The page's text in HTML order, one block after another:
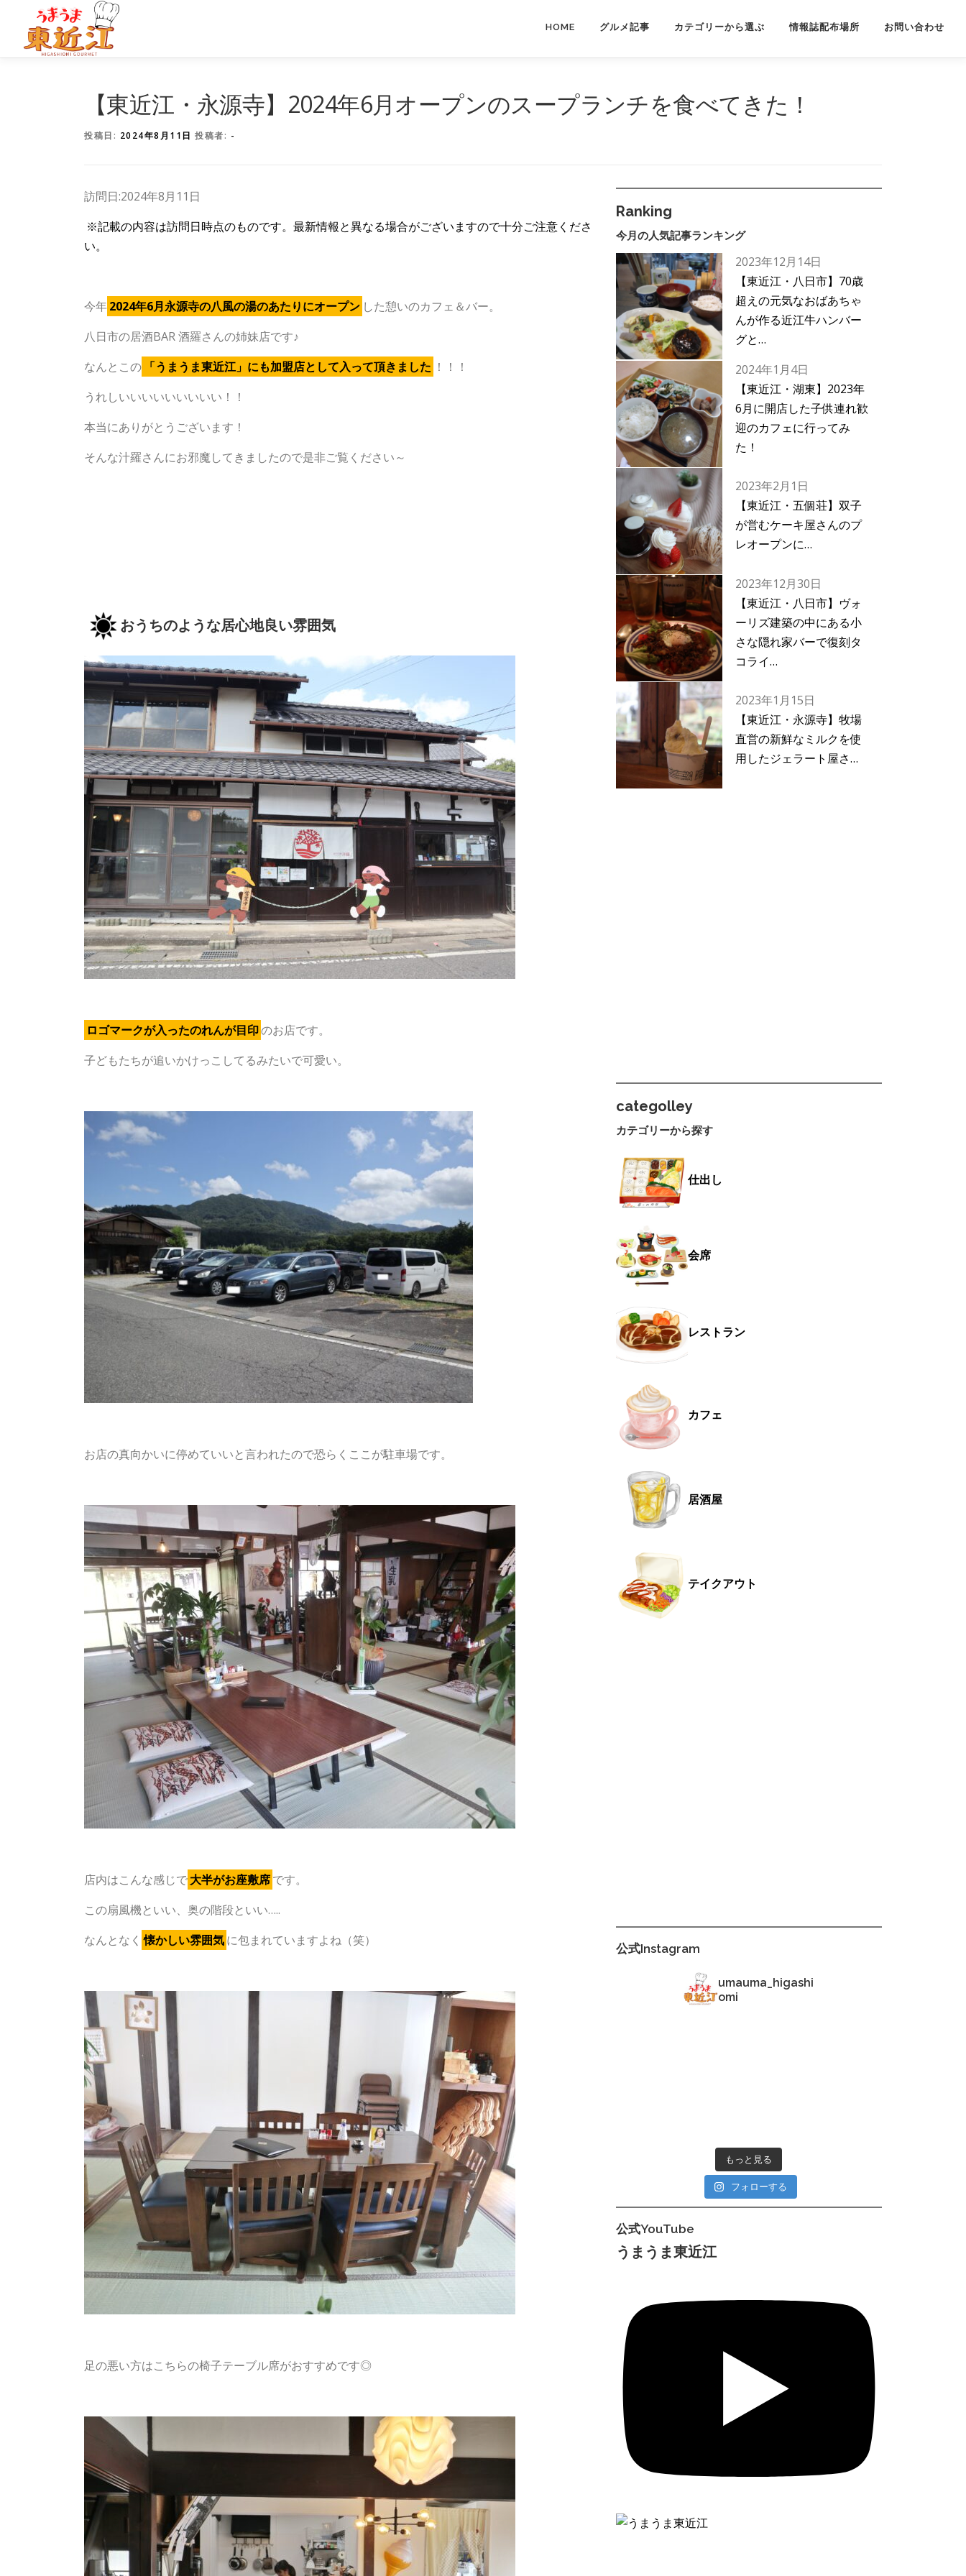
HOME グルメ記事 カテゴリーから選ぶ 情報誌配布場所 お問い合わせ
【東近江・永源寺】2024年6月オープンのスープランチを食べてきた！
投稿日: 2024年8月11日 投稿者: -
訪問日:2024年8月11日
※記載の内容は訪問日時点のものです。最新情報と異なる場合がございますので十分ご注意くださ
い。
今年2024年6月永源寺の八風の湯のあたりにオープン した憩いのカフェ＆バー。
八日市の居酒BAR 酒羅さんの姉妹店です♪
なんとこの 「うまうま東近江」にも加盟店として入って頂きました ！！！
うれしいいいいいいいいい！！
本当にありがとうございます！
そんな汁羅さんにお邪魔してきましたので是非ご覧ください～
おうちのような居心地良い雰囲気
ロゴマークが入ったのれんが目印のお店です。
子どもたちが追いかけっこしてるみたいで可愛い。
お店の真向かいに停めていいと言われたので恐らくここが駐車場です。
店内はこんな感じで大半がお座敷席です。
この扇風機といい、奥の階段といい…..
なんとなく 懐かしい雰囲気に包まれていますよね（笑）
足の悪い方はこちらの椅子テーブル席がおすすめです◎
Ranking
今月の人気記事ランキング
2023年12月14日
【東近江・八日市】70歳
超えの元気なおばあちゃ
んが作る近江牛ハンバー
グと…
2024年1月4日
【東近江・湖東】2023年
6月に開店した子供連れ歓
迎のカフェに行ってみ
た！
2023年2月1日
【東近江・五個荘】双子
が営むケーキ屋さんのプ
レオープンに…
2023年12月30日
【東近江・八日市】ヴォ
ーリズ建築の中にある小
さな隠れ家バーで復刻タ
コライ…
2023年1月15日
【東近江・永源寺】牧場
直営の新鮮なミルクを使
用したジェラート屋さ…
categolley
カテゴリーから探す
仕出し
会席
レストラン
カフェ
居酒屋
テイクアウト
公式Instagram
umauma_higashi
omi
もっと見る
フォローする
公式YouTube
うまうま東近江